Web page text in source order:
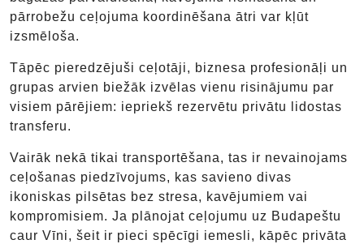
pārrobežu ceļojuma koordinēšana ātri var kļūt
izsmēloša.
Tāpēc pieredzējuši ceļotāji, biznesa profesionāļi un
grupas arvien biežāk izvēlas vienu risinājumu par
visiem pārējiem: iepriekš rezervētu privātu lidostas
transferu.
Vairāk nekā tikai transportēšana, tas ir nevainojams
ceļošanas piedzīvojums, kas savieno divas
ikoniskas pilsētas bez stresa, kavējumiem vai
kompromisiem. Ja plānojat ceļojumu uz Budapeštu
caur Vīni, šeit ir pieci spēcīgi iemesli, kāpēc privāta